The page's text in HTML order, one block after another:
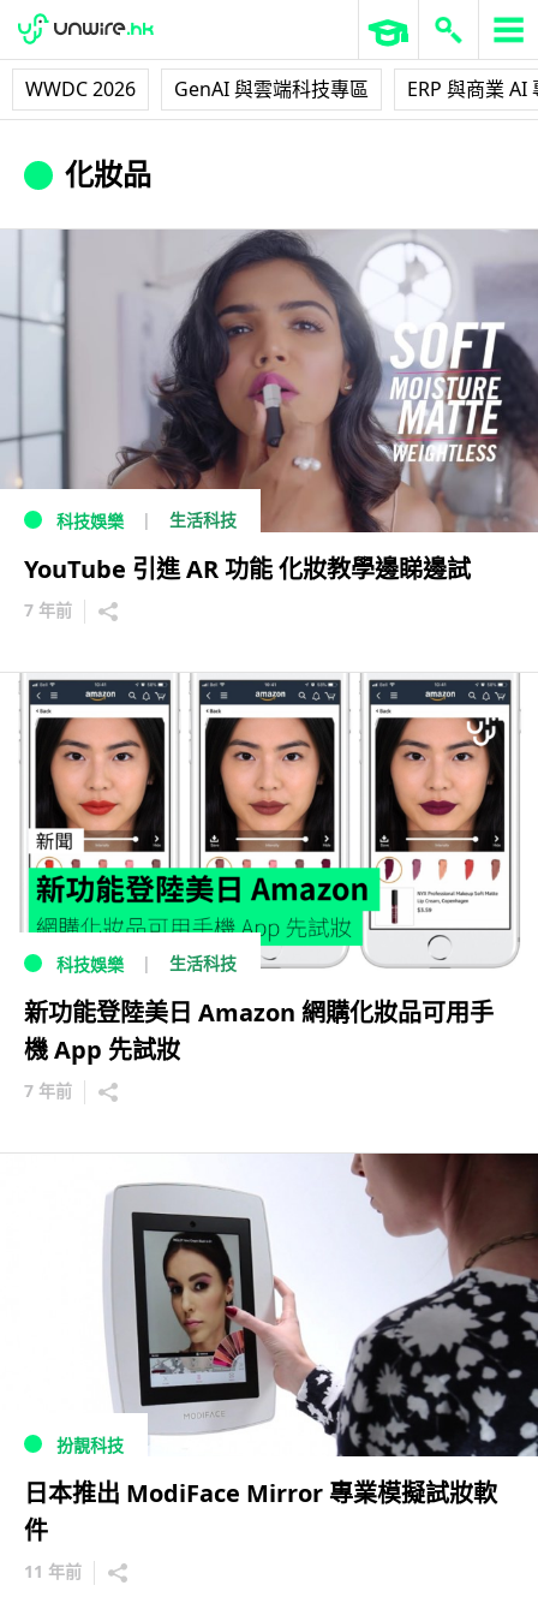
WWDC 2026 GenAI 與雲端科技專區 ERP 與商業 AI
化妝品
科技娛樂 生活科技
YouTube 引進 AR 功能 化妝教學邊睇邊試
7 年前
科技娛樂 生活科技
新功能登陸美日 Amazon 網購化妝品可用手
機 App 先試妝
7 年前
扮靚科技
日本推出 ModiFace Mirror 專業模擬試妝軟
件
11 年前